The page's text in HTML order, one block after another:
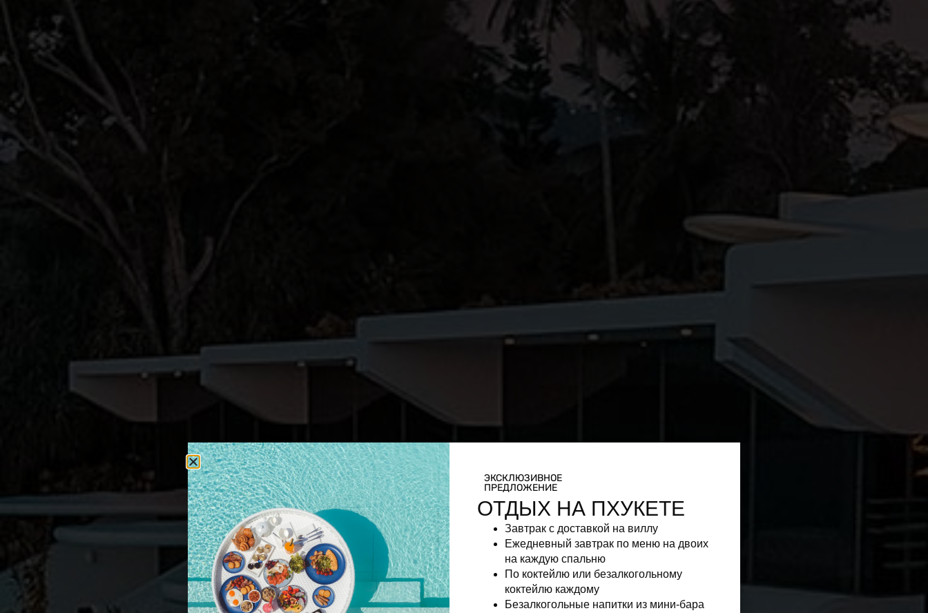
ЭКСКЛЮЗИВНОЕ
ПРЕДЛОЖЕНИЕ
ОТДЫХ НА ПХУКЕТЕ
Завтрак с доставкой на виллу
Ежедневный завтрак по меню на двоих
на каждую спальню
По коктейлю или безалкогольному
коктейлю каждому
Безалкогольные напитки из мини-бара